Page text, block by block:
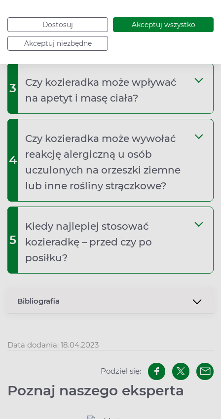
Dostosuj Akceptuj wszystko
Akceptuj niezbędne
interakcje z lekami
przeciwzakrzepowymi?
3
Czy kozieradka może wpływać
na apetyt i masę ciała?
4
Czy kozieradka może wywołać
reakcję alergiczną u osób
uczulonych na orzeszki ziemne
lub inne rośliny strączkowe?
5
Kiedy najlepiej stosować
kozieradkę – przed czy po
posiłku?
Bibliografia
Data dodania: 18.04.2023
Podziel się:
Poznaj naszego eksperta